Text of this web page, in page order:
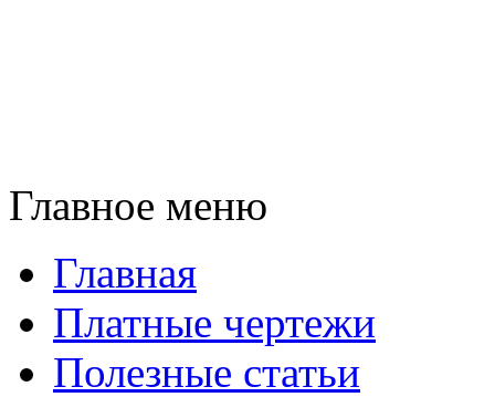
Главное меню
Главная
Платные чертежи
Полезные статьи